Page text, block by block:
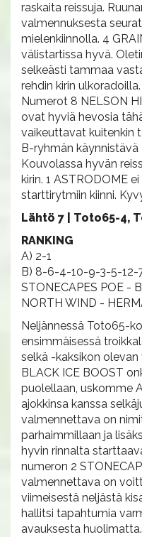
raskaita reissuja.
valmennuksesta
mielenkiinnolla. 4
välistartissa hyvä.
selkeästi tammaa
rehdin kirin
Numerot 8 NELSON
ovat hyviä hevosia
vaikeuttavat kuitenkin
B-ryhmän
Kouvolassa hyvän
kirin. 1 ASTRODOME
starttirytmiin kiinni.
Lähtö 7 | Toto65-4,
RANKING
A) 2-1
B) 8-6-4-10-9-3-5-12-
STONECAPES POE -
NORTH WIND -
Neljännessä Toto65-
ensimmäisessä
selkä -kaksikon olevan
BLACK ICE BOOST
puolellaan, uskomme
ajokkinsa kanssa
valmennettava on
parhaimmillaan ja
hyvin rinnalta
numeron 2
valmennettava on
viimeisestä neljästä
hallitsi tapahtumia
avauksesta